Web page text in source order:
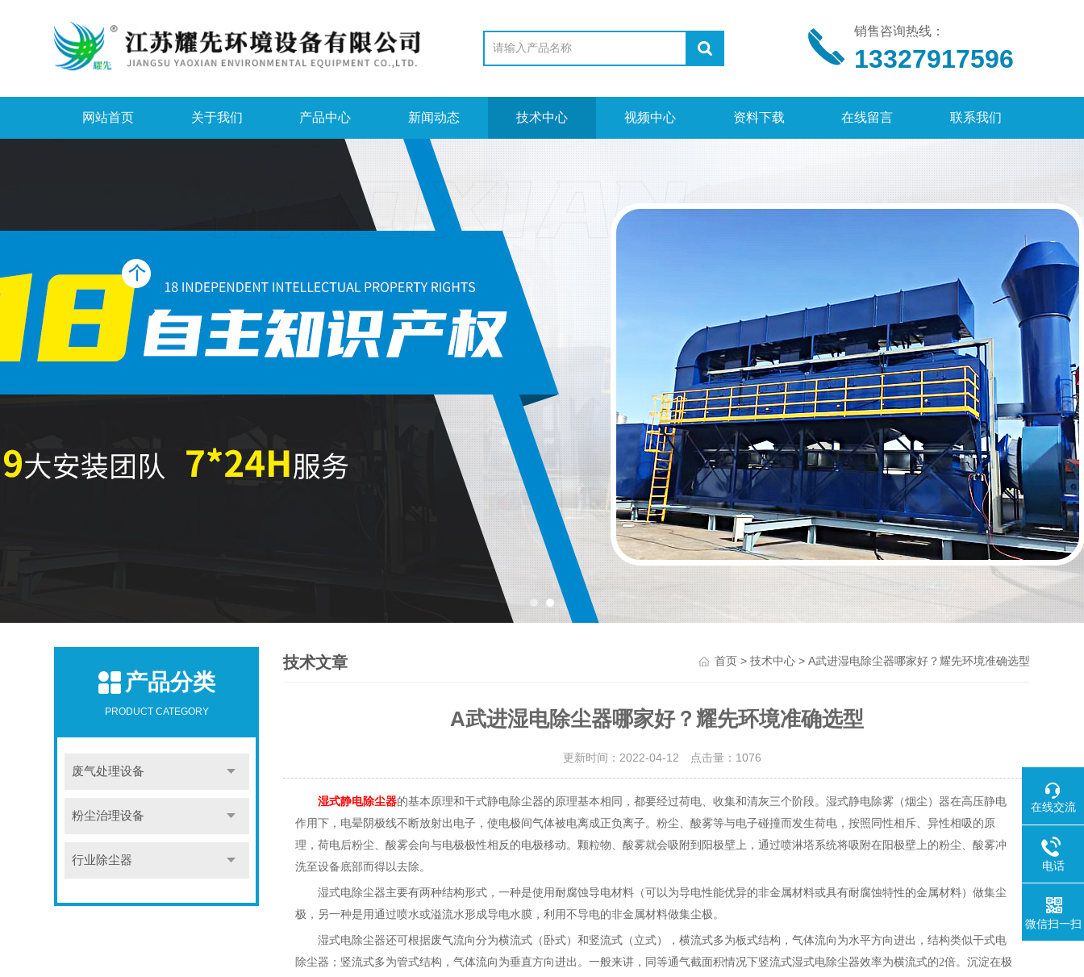
销售咨询热线：
13327917596
网站首页 关于我们 产品中心 新闻动态 技术中心 视频中心 资料下载 在线留言 联系我们
产品分类
PRODUCT CATEGORY
废气处理设备
粉尘治理设备
行业除尘器
技术文章 首页> 技术中心> A武进湿电除尘器哪家好？耀先环境准确选型
A武进湿电除尘器哪家好？耀先环境准确选型
更新时间：2022-04-12 点击量： 1076
湿式静电除尘器的基本原理和干式静电除尘器的原理基本相同，都要经过荷电、收集和清灰三个阶段。湿式静电除雾（烟尘）器在高压静电
作用下，电晕阴极线不断放射出电子，使电极间气体被电离成正负离子。粉尘、酸雾等与电子碰撞而发生荷电，按照同性相斥、异性相吸的原
理，荷电后粉尘、酸雾会向与电极极性相反的电极移动。颗粒物、酸雾就会吸附到阳极壁上，通过喷淋塔系统将吸附在阳极壁上的粉尘、酸雾冲
洗至设备底部而得以去除。
湿式电除尘器主要有两种结构形式，一种是使用耐腐蚀导电材料（可以为导电性能优异的非金属材料或具有耐腐蚀特性的金属材料）做集尘
极，另一种是用通过喷水或溢流水形成导电水膜，利用不导电的非金属材料做集尘极。
湿式电除尘器还可根据废气流向分为横流式（卧式）和竖流式（立式），横流式多为板式结构，气体流向为水平方向进出，结构类似干式电
除尘器；竖流式多为管式结构，气体流向为垂直方向进出。一般来讲，同等通气截面积情况下竖流式湿式电除尘器效率为横流式的2倍。沉淀在极
在线交流
电话
微信扫一扫